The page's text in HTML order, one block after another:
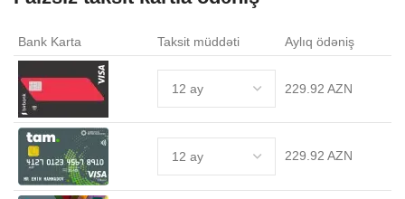
Bank Karta Taksit müddəti Aylıq ödəniş
229.92 AZN
229.92 AZN